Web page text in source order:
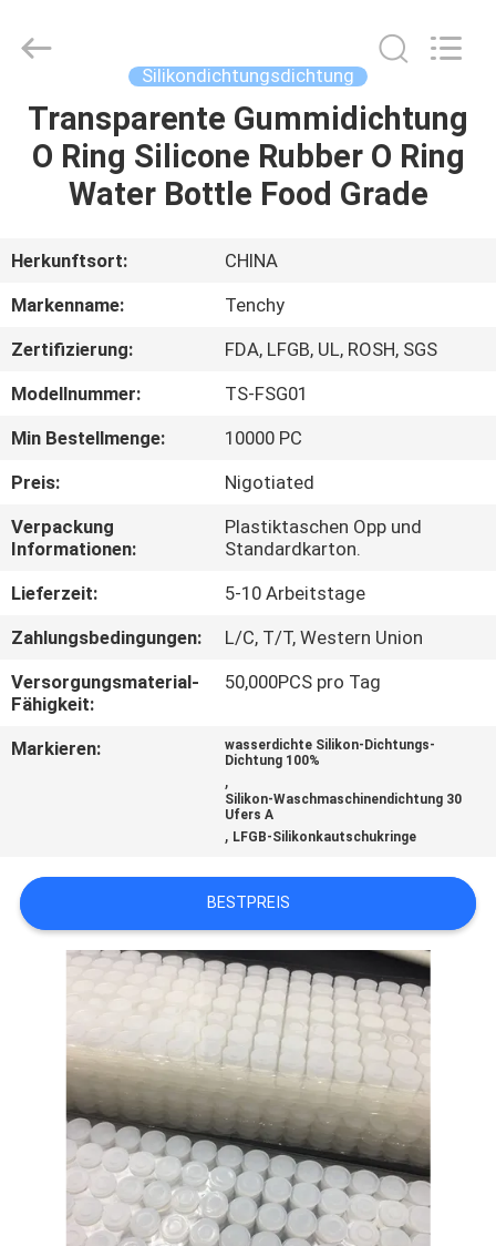
HAUS
PRODUKTE
ÜBER
UNS
FABRIK-
AUSFLUG
QUALITÄTSKONTROLLE
TRETEN
SIE
MIT
IN
VERBINDUNG
FORDERN
SIE
SITEMAP
PRIVACY
POLICY
2021
Silicone&Rubber
Co.,Ltd.
Rights
Silikondichtungsdichtung
Transparente Gummidichtung
O Ring Silicone Rubber O Ring
Water Bottle Food Grade
Herkunftsort:
CHINA
Markenname:
Tenchy
Zertifizierung:
FDA, LFGB, UL, ROSH, SGS
Modellnummer:
TS-FSG01
Min Bestellmenge:
10000 PC
Preis:
Nigotiated
Verpackung
Informationen:
Plastiktaschen Opp und
Standardkarton.
Lieferzeit:
5-10 Arbeitstage
Zahlungsbedingungen:
L/C, T/T, Western Union
Versorgungsmaterial-
Fähigkeit:
50,000PCS pro Tag
Markieren:
wasserdichte Silikon-Dichtungs-
Dichtung 100%
,
Silikon-Waschmaschinendichtung 30
Ufers A
, LFGB-Silikonkautschukringe
BESTPREIS